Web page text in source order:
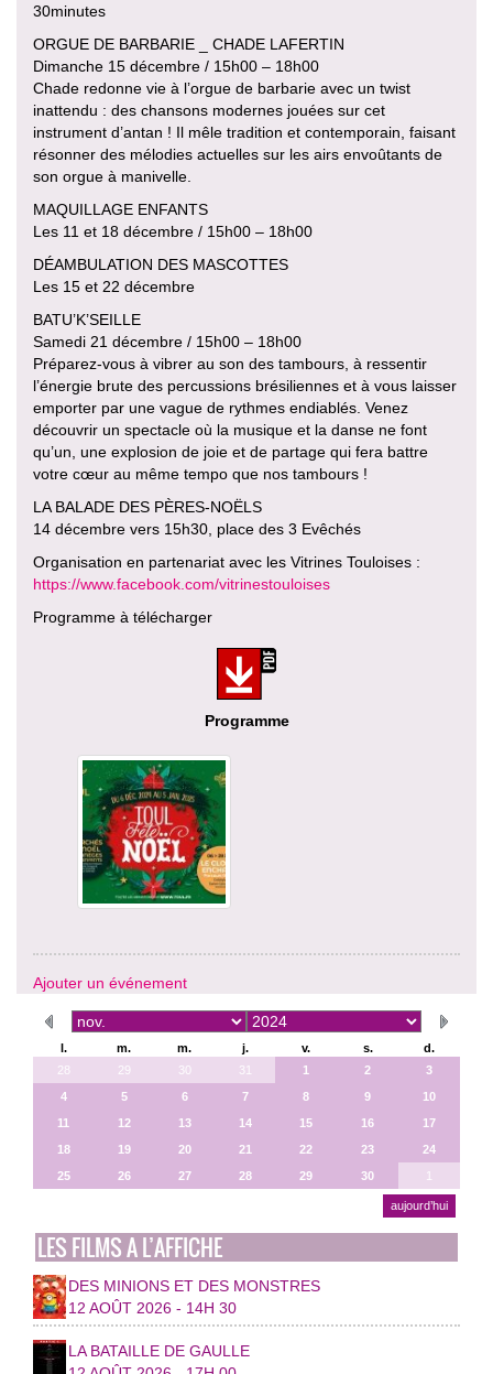
30minutes
ORGUE DE BARBARIE _ CHADE LAFERTIN
Dimanche 15 décembre / 15h00 – 18h00
Chade redonne vie à l’orgue de barbarie avec un twist
inattendu : des chansons modernes jouées sur cet
instrument d’antan ! Il mêle tradition et contemporain, faisant
résonner des mélodies actuelles sur les airs envoûtants de
son orgue à manivelle.
MAQUILLAGE ENFANTS
Les 11 et 18 décembre / 15h00 – 18h00
DÉAMBULATION DES MASCOTTES
Les 15 et 22 décembre
BATU’K’SEILLE
Samedi 21 décembre / 15h00 – 18h00
Préparez-vous à vibrer au son des tambours, à ressentir
l’énergie brute des percussions brésiliennes et à vous laisser
emporter par une vague de rythmes endiablés. Venez
découvrir un spectacle où la musique et la danse ne font
qu’un, une explosion de joie et de partage qui fera battre
votre cœur au même tempo que nos tambours !
LA BALADE DES PÈRES-NOËLS
14 décembre vers 15h30, place des 3 Evêchés
Organisation en partenariat avec les Vitrines Touloises :
https://www.facebook.com/vitrinestouloises
Programme à télécharger
Programme
Ajouter un événement
l. m. m. j. v. s.
d.
28
29 30 31 1 2
3
4
5 6 7 8 9
10
11
12 13 14 15 16
17
18
19 20 21 22 23
24
25
26 27 28 29 30 1
aujourd’hui
LES FILMS A L’AFFICHE
DES MINIONS ET DES MONSTRES
12 AOÛT 2026 - 14H 30
LA BATAILLE DE GAULLE